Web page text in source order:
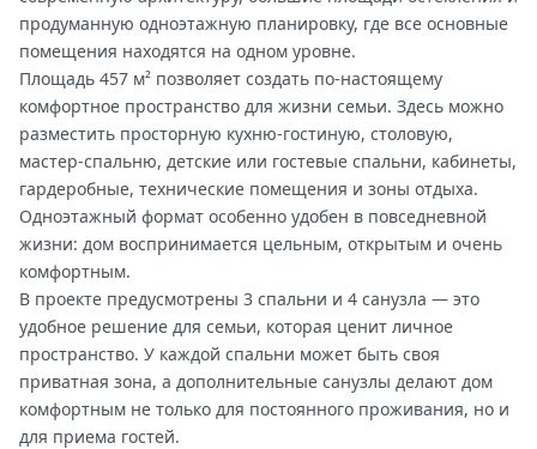
продуманную одноэтажную планировку, где все основные
помещения находятся на одном уровне.
Площадь 457 м² позволяет создать по-настоящему
комфортное пространство для жизни семьи. Здесь можно
разместить просторную кухню-гостиную, столовую,
мастер-спальню, детские или гостевые спальни, кабинеты,
гардеробные, технические помещения и зоны отдыха.
Одноэтажный формат особенно удобен в повседневной
жизни: дом воспринимается цельным, открытым и очень
комфортным.
В проекте предусмотрены 3 спальни и 4 санузла — это
удобное решение для семьи, которая ценит личное
пространство. У каждой спальни может быть своя
приватная зона, а дополнительные санузлы делают дом
комфортным не только для постоянного проживания, но и
для приема гостей.